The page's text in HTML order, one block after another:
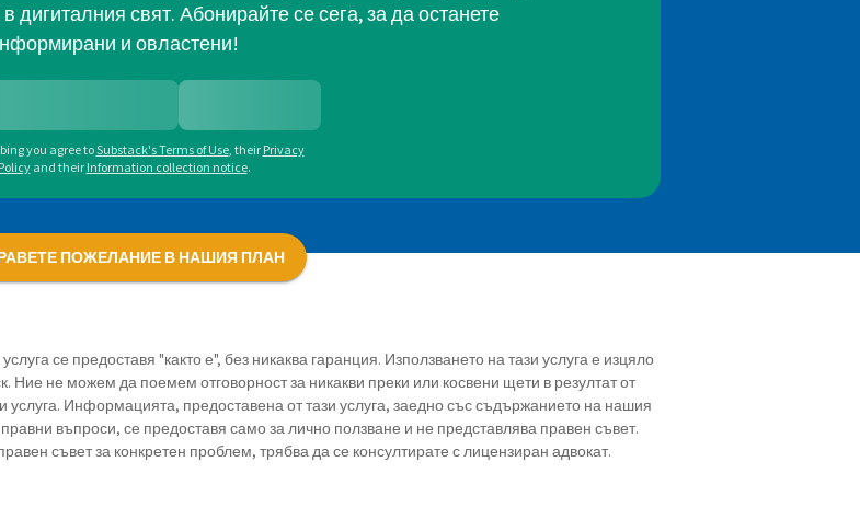
дигиталния свят. Абонирайте се сега, за да останете
и овластени!
you agree toSubstack's Terms of Use, their Privacy
Policy and their Information collection notice.
ПОЖЕЛАНИЕ В НАШИЯ ПЛАН
се предоставя "както е", без никаква гаранция. Използването на тази услуга е изцяло
Ние не можем да поемем отговорност за никакви преки или косвени щети в резултат от
услуга. Информацията, предоставена от тази услуга, заедно със съдържанието на нашия
въпроси, се предоставя само за лично ползване и не представлява правен съвет.
съвет за конкретен проблем, трябва да се консултирате с лицензиран адвокат.